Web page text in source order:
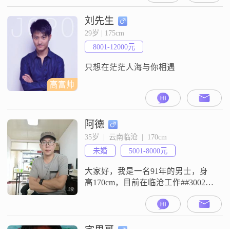
欢阅读和写作，这让我养成了稳重
可靠##3001##自信果断的性格
##3002##在生活中，我总是保持乐
观积极的态度，真诚地对待每一个
人##3002##我热爱摄影摄像，喜欢
记录生
高富帅
刘先生
29岁 | 175cm
8001-12000元
只想在茫茫人海与你相遇
阿德
35岁  |  云南临沧  |  170cm
未婚
5001-8000元
大家好，我是一名91年的男士，身
高170cm，目前在临沧工作##3002##
我的月收入在5001到8000元之间，
学历是大学本科##3002##我性格上
比较乐观积极，责任感强，对待事